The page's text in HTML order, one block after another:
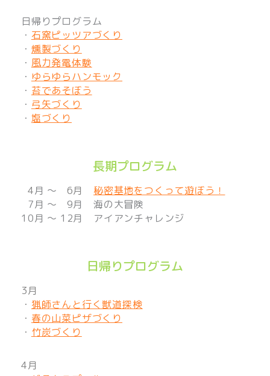
日帰りプログラム
・ 石窯ピッツアづくり
・ 燻製づくり
・ 風力発電体験
・ ゆらゆらハンモック
・ 苔であそぼう
・ 弓矢づくり
・ 塩づくり
長期プログラム
4月 〜 6月 秘密基地をつくって遊ぼう！
7月 〜
9月 海の大冒険
10月 〜 12月 アイアンチャレンジ
日帰りプログラム
3月
・ 猟師さんと行く獣道探検
・ 春の山菜ピザづくり
・ 竹炭づくり
4月